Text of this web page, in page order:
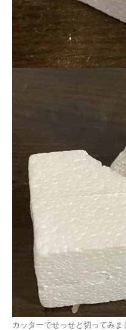
カッターでせっせと切ってみ